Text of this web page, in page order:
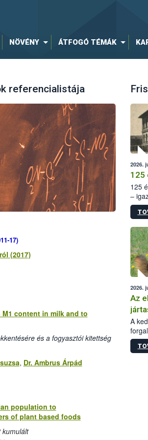
NÖVÉNY ÁTFOGÓ TÉMÁK
referencialistája
17)
(2017)
content in milk and to
és a fogyasztói kitettség
, Dr. Ambrus Árpád
population to
of plant based foods
kumulált
2026.
125
125
–
15.
2026.
Az
A